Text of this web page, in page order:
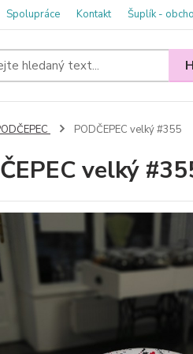
Spolupráce Kontakt Šuplík -
PODČEPEC velký #355
velký